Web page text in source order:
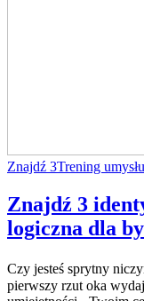
Znajdź 3Trening umysłu
Znajdź 3
logiczna dla
Czy jesteś sprytny
pierwszy rzut oka